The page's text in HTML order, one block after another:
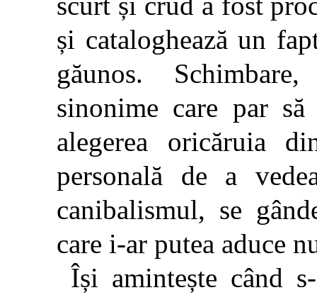
și cataloghează un
găunos.
sinonime care par
alegerea oricăruia
personală de a
canibalismul, se
care i-ar putea aduce
Își amintește când